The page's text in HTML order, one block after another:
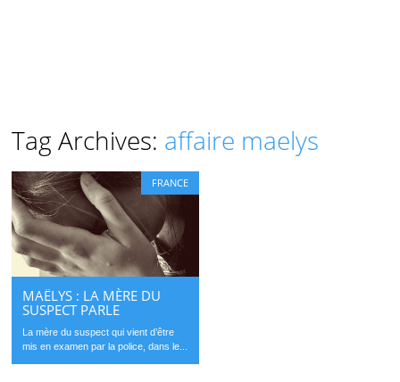
Tag Archives: affaire maelys
FRANCE
MAËLYS : LA MÈRE DU
SUSPECT PARLE
La mère du suspect qui vient d’être
mis en examen par la police, dans le...